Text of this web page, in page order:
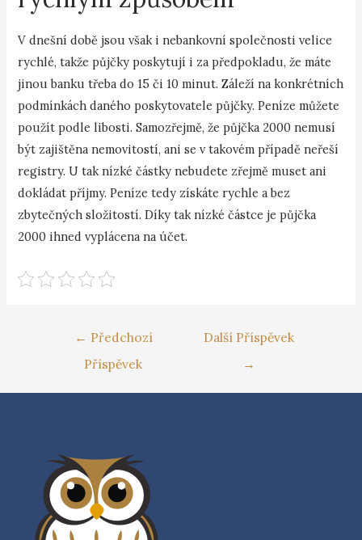
V dnešní době jsou však i nebankovní společnosti velice
rychlé, takže půjčky poskytují i za předpokladu, že máte
jinou banku třeba do 15 či 10 minut. Záleží na konkrétních
podmínkách daného poskytovatele půjčky. Peníze můžete
použít podle libosti. Samozřejmě, že půjčka 2000 nemusí
být zajištěna nemovitostí, ani se v takovém případě neřeší
registry. U tak nízké částky nebudete zřejmě muset ani
dokládat příjmy. Peníze tedy získáte rychle a bez
zbytečných složitostí. Díky tak nízké částce je půjčka
2000 ihned vyplácena na účet.
← Předchozí
Příspěvek
Další Příspěvek
→